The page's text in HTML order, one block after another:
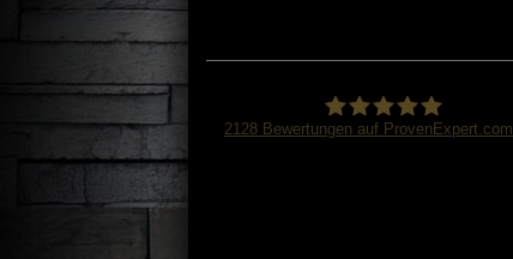
2128 Bewertungen auf ProvenExpert.com